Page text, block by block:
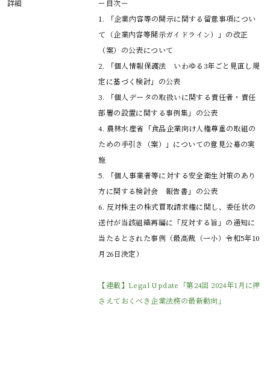
詳細
－目次－
1. 「企業内容等の開示に関する留意事項につい
て（企業内容等開示ガイドライン）」の改正
（案）の公表について
2. 「個人情報保護法　いわゆる3年ごと見直し規
定に基づく検討」の公表
3. 「個人データの取扱いに関する責任者・責任
部署の設置に関する事例集」の公表
4. 農林水産省「食品企業向け人権尊重の取組の
ための手引き（案）」についての意見公募の実
施
5. 「個人事業者等に対する安全衛生対策のあり
方に関する検討会　報告書」の公表
6. 反対株主の株式買取請求権に関し、委任状の
送付が当該組織再編に「反対する旨」の通知に
当たるとされた事例（最高裁（一小）令和5年10
月26日決定）
【連載】Legal Update「第24回 2024年1月に押
さえておくべき企業法務の最新動向」